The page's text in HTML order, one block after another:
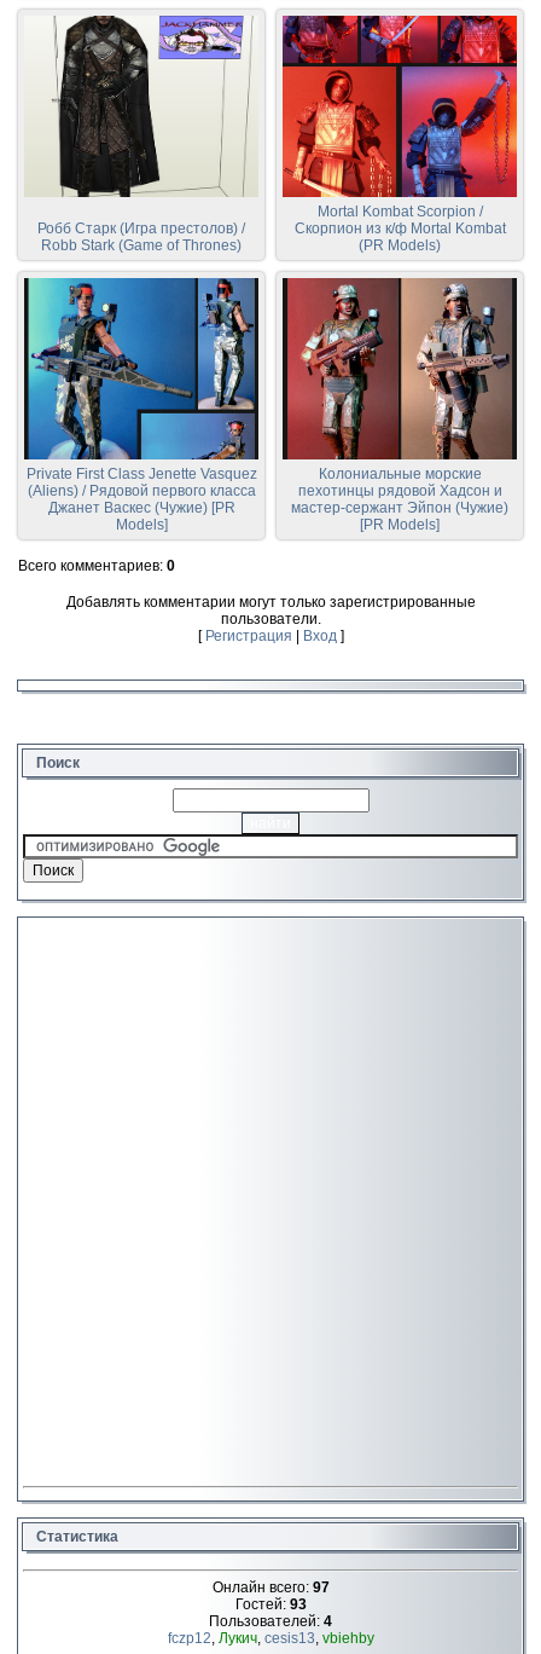
Робб Старк (Игра престолов) /
Robb Stark (Game of Thrones)
Mortal Kombat Scorpion /
Скорпион из к/ф Mortal Kombat
(PR Models)
Private First Class Jenette Vasquez
(Aliens) / Рядовой первого класса
Джанет Васкес (Чужие) [PR
Models]
Колониальные морские
пехотинцы рядовой Хадсон и
мастер-сержант Эйпон (Чужие)
[PR Models]
Всего комментариев: 0
Добавлять комментарии могут только зарегистрированные
пользователи.
[ Регистрация Вход]
Поиск
Статистика
Онлайн всего: 97
Гостей: 93
Пользователей: 4
fczp12, Лукич, cesis13, vbiehby